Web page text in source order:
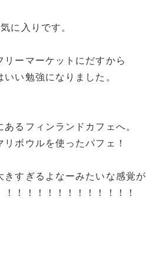
に入りです。
ーマーケットにだすから
い勉強になりました。
るフィンランドカフェへ。
ボウルを使ったパフェ！
きすぎるよなーみたいな感覚が
！！！！！！！！！！！！